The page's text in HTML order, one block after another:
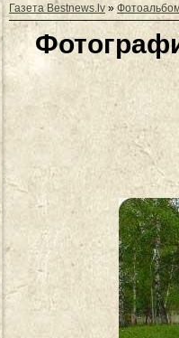
Газета Bestnews.lv»